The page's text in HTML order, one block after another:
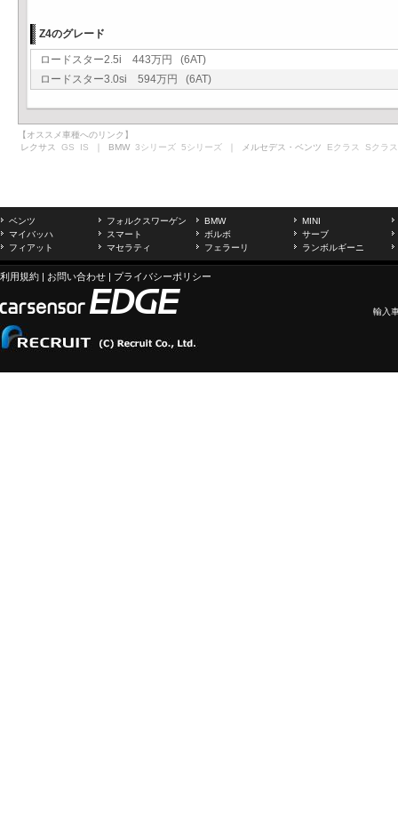
Z4のグレード
ロードスター2.5i 443万円 (6AT)
ロードスター3.0si 594万円 (6AT)
【オススメ車種へのリンク】
レクサス GS IS ｜ BMW 3シリーズ 5シリーズ ｜ メルセデス・ベンツ Eクラス Sクラス
ベンツ フォルクスワーゲン BMW
MINI
マイバッハ
スマート ボルボ
サーブ
フィアット
マセラティ フェラーリ ランボルギーニ
利用規約 | お問い合わせ | プライバシーポリシー
輸入